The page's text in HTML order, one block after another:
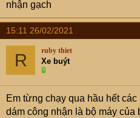
hài lòng. Chưa kể đến ngoại
cũng nổi bật hơn so với các
ná nhau. Đặc biệt không sợ
sang nhượng cũng dễ chịu
quá nhiều.
Trên đây là hành trình gian
xe tốt đối với em. Còn với
đi một chiếc xe tốt và phù
nhận gạch
15:11 26/02/2021
R ruby thiet
Xe buýt
Em từng chạy qua hầu hết
dám công nhận là bộ máy của